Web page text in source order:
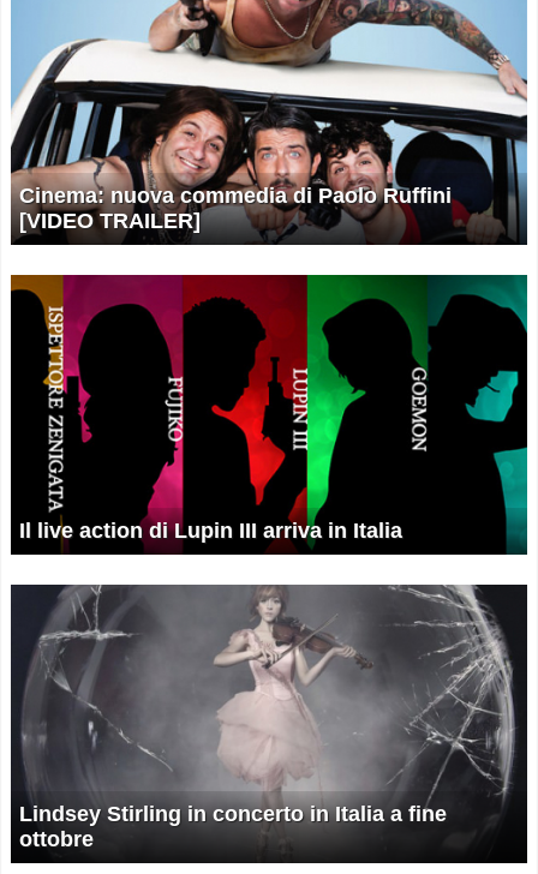
Cinema: nuova commedia di Paolo Ruffini
[VIDEO TRAILER]
Il live action di Lupin III arriva in Italia
Lindsey Stirling in concerto in Italia a fine
ottobre